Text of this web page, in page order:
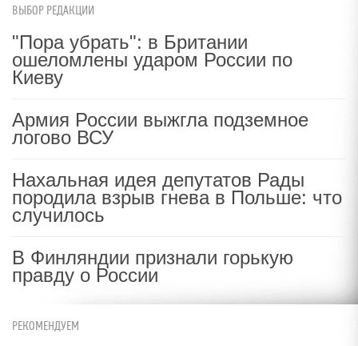
ВЫБОР РЕДАКЦИИ
"Пора убрать": в Британии
ошеломлены ударом России по
Киеву
Армия России выжгла подземное
логово ВСУ
Нахальная идея депутатов Рады
породила взрыв гнева в Польше: что
случилось
В Финляндии признали горькую
правду о России
РЕКОМЕНДУЕМ